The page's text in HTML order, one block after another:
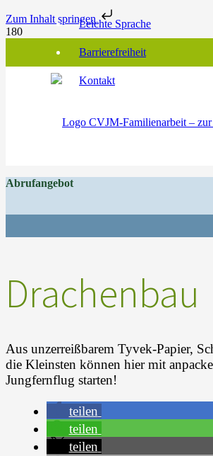
Zum Inhalt springenLeichte Sprache
Barrierefreiheit
Kontakt
Abrufangebot
Drachenbau
Aus unzerreißbarem Tyvek-Papier,
die Kleinsten können hier mit
Jungfernflug starten!
teilen
teilen
teilen